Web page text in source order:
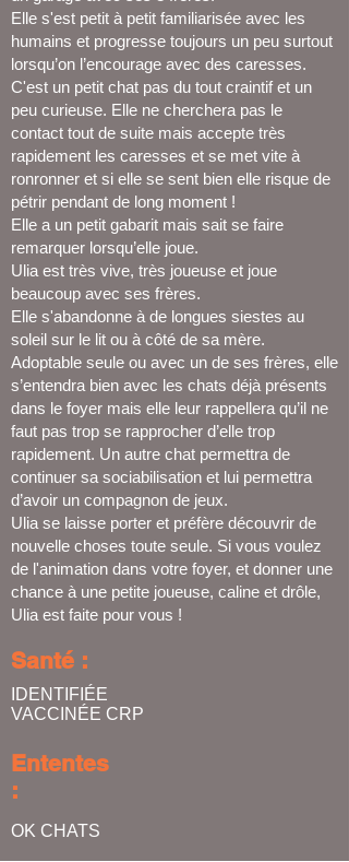
Elle s'est petit à petit familiarisée avec les
humains et progresse toujours un peu surtout
lorsqu’on l’encourage avec des caresses.
C'est un petit chat pas du tout craintif et un
peu curieuse. Elle ne cherchera pas le
contact tout de suite mais accepte très
rapidement les caresses et se met vite à
ronronner et si elle se sent bien elle risque de
pétrir pendant de long moment !
Elle a un petit gabarit mais sait se faire
remarquer lorsqu’elle joue.
Ulia est très vive, très joueuse et joue
beaucoup avec ses frères.
Elle s'abandonne à de longues siestes au
soleil sur le lit ou à côté de sa mère.
Adoptable seule ou avec un de ses frères, elle
s’entendra bien avec les chats déjà présents
dans le foyer mais elle leur rappellera qu’il ne
faut pas trop se rapprocher d’elle trop
rapidement. Un autre chat permettra de
continuer sa sociabilisation et lui permettra
d’avoir un compagnon de jeux.
Ulia se laisse porter et préfère découvrir de
nouvelle choses toute seule. Si vous voulez
de l'animation dans votre foyer, et donner une
chance à une petite joueuse, caline et drôle,
Ulia est faite pour vous !
Santé :
IDENTIFIÉE
VACCINÉE CRP
Ententes
:
OK CHATS